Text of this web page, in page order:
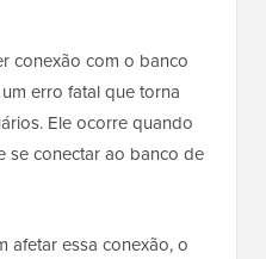
conexão com o banco
erro fatal que torna
Ele ocorre quando
se conectar ao banco de
afetar essa conexão, o